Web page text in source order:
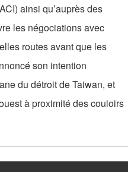
ainsi qu’auprès des
les négociations avec
routes avant que les
son intention
du détroit de Taiwan, et
à proximité des couloirs